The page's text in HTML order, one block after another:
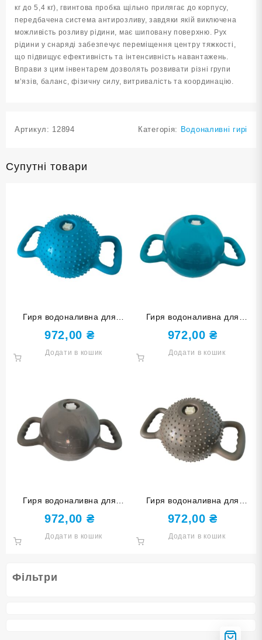
Фільтри
шипована
фіолетова
кількість
кг до 5,4 кг), гвинтова пробка щільно прилягає до корпусу,
передбачена система антирозливу, завдяки якій виключена
можливість розливу рідини, має шиповану поверхню. Рух
рідини у снаряді забезпечує переміщення центру тяжкості,
що підвищує ефективність та інтенсивність навантажень.
Вправи з цим інвентарем дозволять розвивати різні групи
м’язів, баланс, фізичну силу, витривалість та координацію.
Артикул: 12894 Категорія: Водоналивні гирі
Супутні товари
Гиря водоналивна для
фітнесу 1,8-5,4 кг YJ-COC-
M-Г шипована блакитна
972,00 ₴
Додати в кошик
Гиря водоналивна для
фітнесу 1,8-5,4 кг YJ-COC-
G-Г блакитна
972,00₴
Додати в кошик
Гиря водоналивна для
фітнесу 1,8-5,4 кг YJ-COC-
G-СЕ сіра
972,00 ₴
Додати в кошик
Гиря водоналивна для
фітнесу 1,8-5,4 кг YJ-COC-
M-СЕ шипована сіра
972,00₴
Додати в кошик